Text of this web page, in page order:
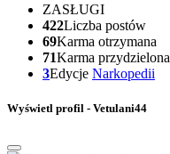
ZASŁUGI
422Liczba postów
69Karma otrzymana
71Karma przydzielona
3Edycje Narkopedii
Wyświetl profil - Vetulani44